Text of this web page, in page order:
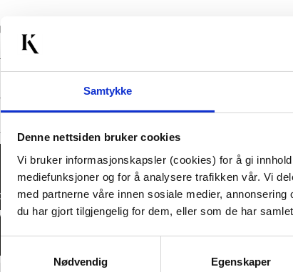
Samtykke
Denne nettsiden bruker cookies
Vi bruker informasjonskapsler (cookies) for å gi
mediefunksjoner og for å analysere trafikken vår. Vi
med partnerne våre innen sosiale medier,
du har gjort tilgjengelig for dem, eller som de har
Nødvendig
Egenskaper
MED!
i kundeklubben vår får du
prisogmange fristende